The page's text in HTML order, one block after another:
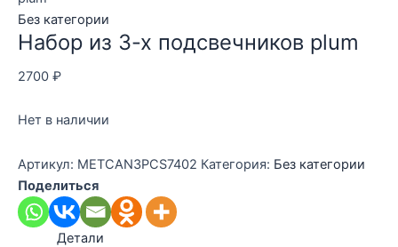
Без категории
Набор из 3-х подсвечников plum
2700 ₽
Нет в наличии
Артикул: METCAN3PCS7402 Категория: Без категории
Поделиться
Детали